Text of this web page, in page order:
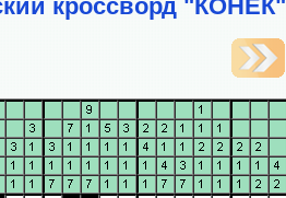
кроссворд "КОНЕК"